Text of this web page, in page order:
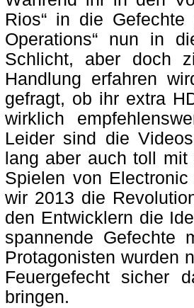
Rios“ in die
Operations“ nun in
Schlicht, aber doch
Handlung erfahren
gefragt, ob ihr extra
wirklich
Leider sind die
lang aber auch toll
Spielen von
wir 2013 die
den Entwicklern die
spannende Gefechte
Protagonisten wurden
Feuergefecht sicher
bringen.